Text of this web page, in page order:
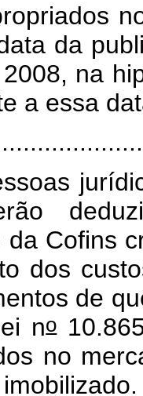
da
na
a essa
da Cofins
dos
de
no
no